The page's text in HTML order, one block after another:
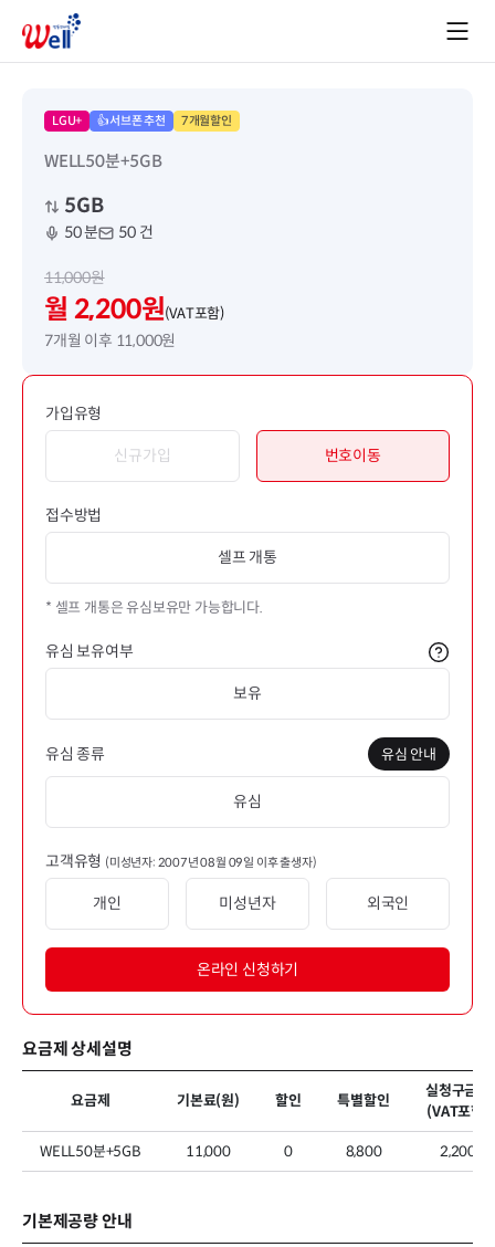
LGU+ 👍서브폰 추천 7개월할인
WELL50분+5GB
5GB
50 분 50 건
11,000원
월 2,200원(VAT포함)
7개월 이후 11,000원
가입유형
신규가입 번호이동
접수방법
셀프 개통
* 셀프 개통은 유심보유만 가능합니다.
유심 보유여부
보유
유심 종류 유심 안내
유심
고객유형 (미성년자: 2007년 08월 09일 이후 출생자)
개인 미성년자 외국인
온라인 신청하기
요금제 상세설명
요금제 기본료(원) 할인 특별할인
실청구금액
(VAT포함)
WELL50분+5GB 11,000 0 8,800 2,200
기본제공량 안내